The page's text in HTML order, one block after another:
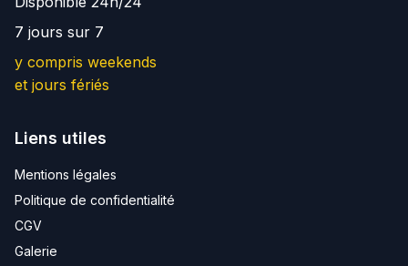
7 jours sur 7
y compris weekends
et jours fériés
Liens utiles
Mentions légales
Politique de confidentialité
CGV
Galerie